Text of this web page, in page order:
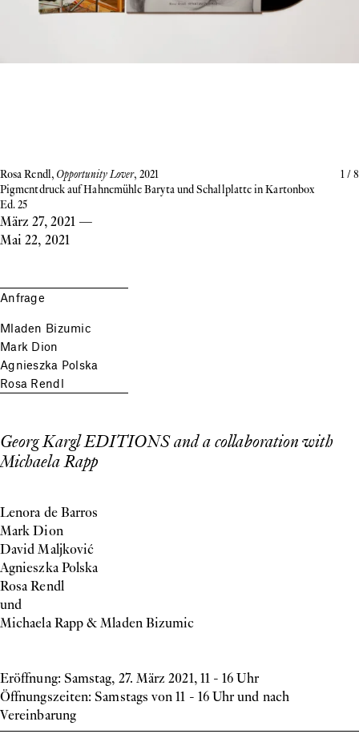
Rosa Rendl, Opportunity Lover, 2021
Pigmentdruck auf Hahnemühle Baryta und Schallplatte in Kartonbox
Ed. 25
1/8
März 27, 2021 —
Mai 22, 2021
Anfrage
Mladen Bizumic
Mark Dion
Agnieszka Polska
Rosa Rendl
Georg Kargl EDITIONS and a collaboration with
Michaela Rapp
Lenora de Barros
Mark Dion
David Maljković
Agnieszka Polska
Rosa Rendl
und
Michaela Rapp & Mladen Bizumic
Eröffnung: Samstag, 27. März 2021, 11 - 16 Uhr
Öffnungszeiten: Samstags von 11 - 16 Uhr und nach
Vereinbarung